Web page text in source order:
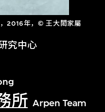
2016年，© 王大閎家屬
究中心
所 Arpen Team